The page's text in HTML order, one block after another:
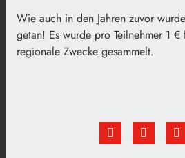
Wie auch in den Jahren zuvor
getan! Es wurde pro Teilnehmer 1
regionale Zwecke gesammelt.